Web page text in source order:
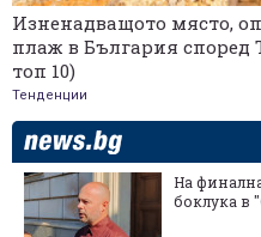
Изненадващото място,
плаж в България според
топ 10)
Тенденции
На
боклука в